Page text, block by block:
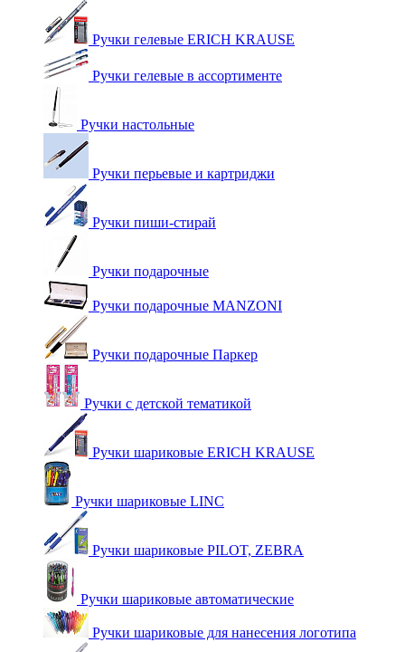
Ручки гелевые ERICH KRAUSE
Ручки гелевые в ассортименте
Ручки настольные
Ручки перьевые и картриджи
Ручки пиши-стирай
Ручки подарочные
Ручки подарочные MANZONI
Ручки подарочные Паркер
Ручки с детской тематикой
Ручки шариковые ERICH KRAUSE
Ручки шариковые LINC
Ручки шариковые PILOT, ZEBRA
Ручки шариковые автоматические
Ручки шариковые для нанесения логотипа